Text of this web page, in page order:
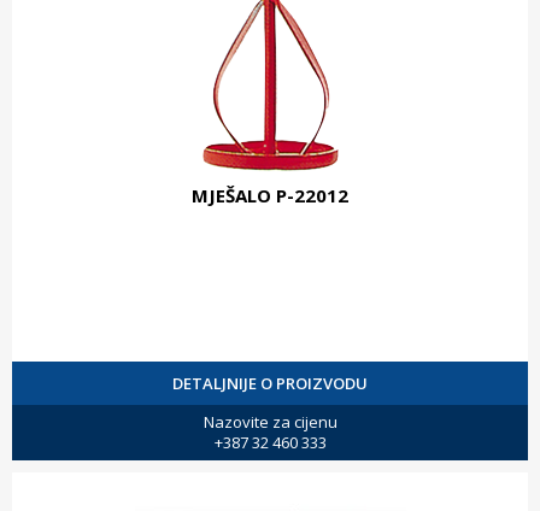
MJEŠALO P-22012
DETALJNIJE O PROIZVODU
Nazovite za cijenu
+387 32 460 333